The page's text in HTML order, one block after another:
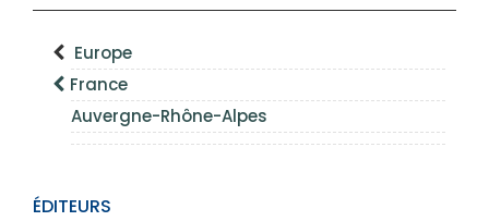
Europe
France
Auvergne-Rhône-Alpes
ÉDITEURS